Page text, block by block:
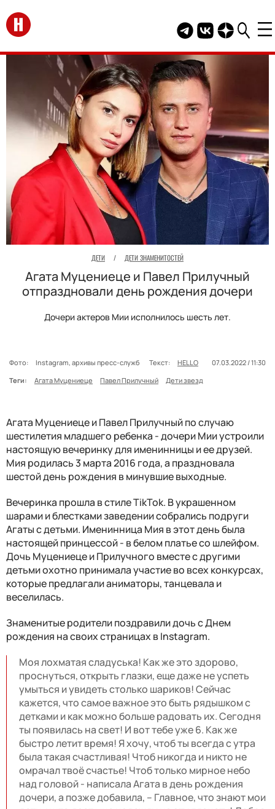
Перейти на главную
Telegram канал
Группа HELLO
Канал
ДЕТИ / ДЕТИ ЗНАМЕНИТОСТЕЙ
Агата Муцениеце и Павел Прилучный
отпраздновали день рождения дочери
Дочери актеров Мии исполнилось шесть лет.
Фото: Instagram, архивы пресс-служб Текст: HELLO
07.03.2022 / 11:30
Теги:
Агата Муцениеце Павел Прилучный Дети звезд
Агата Муцениеце и Павел Прилучный по случаю
шестилетия младшего ребенка - дочери Мии устроили
настоящую вечеринку для именинницы и ее друзей.
Мия родилась 3 марта 2016 года, а праздновала
шестой день рождения в минувшие выходные.
Вечеринка прошла в стиле TikTok. В украшенном
шарами и блестками заведении собрались подруги
Агаты с детьми. Именинница Мия в этот день была
настоящей принцессой - в белом платье со шлейфом.
Дочь Муцениеце и Прилучного вместе с другими
детьми охотно принимала участие во всех конкурсах,
которые предлагали аниматоры, танцевала и
веселилась.
Знаменитые родители поздравили дочь с Днем
рождения на своих страницах в Instagram.
Моя лохматая сладуська! Как же это здорово,
проснуться, открыть глазки, еще даже не успеть
умыться и увидеть столько шариков! Сейчас
кажется, что самое важное это быть рядышком с
детками и как можно больше радовать их. Сегодня
ты появилась на свет! И вот тебе уже 6. Как же
быстро летит время! Я хочу, чтоб ты всегда с утра
была такая счастливая! Чтоб никогда и никто не
омрачал твоё счастье! Чтоб только мирное небо
над головой - написала Агата в день рождения
дочери, а позже добавила, – Главное, что знают мои